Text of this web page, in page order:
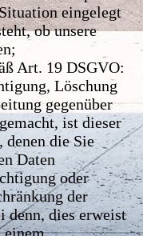
eingelegt
ob unsere
Art. 19 DSGVO:
Löschung
gegenüber
ist dieser
die Sie
Daten
oder
der
denn, dies erweist